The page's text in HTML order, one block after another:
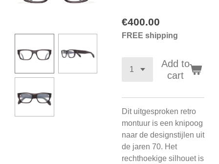
€400.00
FREE shipping
Add to
cart
Dit uitgesproken retro
montuur is een knipoog
naar de designstijlen uit
de jaren 70. Het
rechthoekige silhouet is